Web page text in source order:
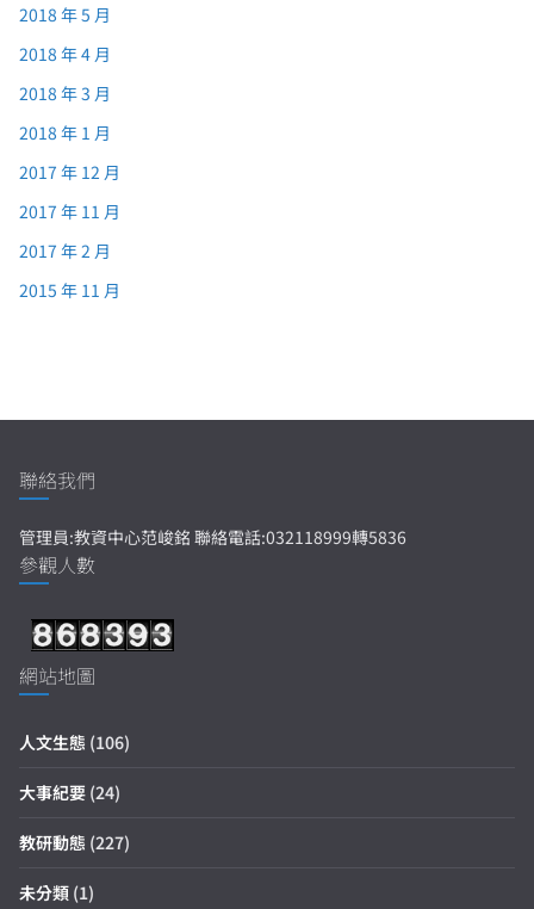
2018 年 5 月
2018 年 4 月
2018 年 3 月
2018 年 1 月
2017 年 12 月
2017 年 11 月
2017 年 2 月
2015 年 11 月
聯絡我們
管理員:教資中心范峻銘 聯絡電話:032118999轉5836
參觀人數
網站地圖
人文生態 (106)
大事紀要 (24)
教研動態 (227)
未分類 (1)